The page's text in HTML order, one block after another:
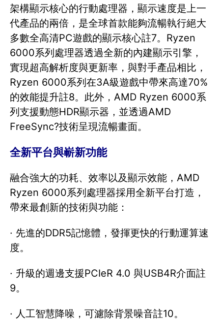
架構顯示核心的行動處理器，顯示速度是上一
代產品的兩倍，是全球首款能夠流暢執行絕大
多數全高清PC遊戲的顯示核心註7。Ryzen
6000系列處理器透過全新的內建顯示引擎，
實現超高解析度與更新率，與對手產品相比，
Ryzen 6000系列在3A級遊戲中帶來高達70%
的效能提升註8。此外，AMD Ryzen 6000系
列支援動態HDR顯示器，並透過AMD
FreeSync?技術呈現流暢畫面。
全新平台與嶄新功能
融合強大的功耗、效率以及顯示效能，AMD
Ryzen 6000系列處理器採用全新平台打造，
帶來最創新的技術與功能：
· 先進的DDR5記憶體，發揮更快的行動運算速
度。
· 升級的週邊支援PCIeR 4.0 與USB4R介面註
9。
· 人工智慧降噪，可濾除背景噪音註10。